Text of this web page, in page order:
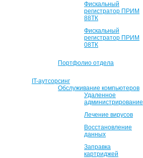
Фискальный
регистратор ПРИМ
88ТК
Фискальный
регистратор ПРИМ
08ТК
Портфолио отдела
IT-аутсорсинг
Обслуживание компьютеров
Удаленное
администрирование
Лечение вирусов
Восстановление
данных
Заправка
картриджей